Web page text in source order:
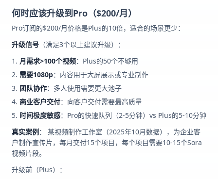
何时应该升级到Pro（$200/月）
Pro订阅的$200/月价格是Plus的10倍，适合的场景更少：
升级信号 （满足3个以上建议升级）：
月需求>100个视频：Plus的50个不够用
需要1080p：内容用于大屏展示或专业制作
团队协作：多人使用需要更大池子
商业客户交付：向客户交付需要最高质量
时间极度敏感：Pro的快速队列（2-5分钟）vs Plus的5-10分钟
真实案例： 某视频制作工作室（2025年10月数据），为企业客
户制作宣传片，每月交付15个项目，每个项目需要10-15个Sora
视频片段。
升级前（Plus）：